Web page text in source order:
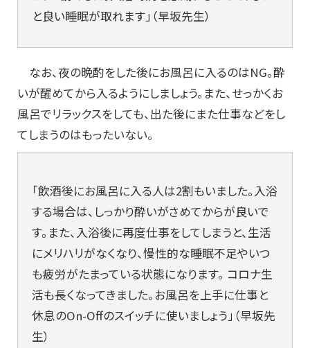
と良い睡眠が取れます」（早坂先生）
なお、夜の晩酌をした後にお風呂に入るのはNG。酔
いが醒めてから入るようにしましょう。また、せっかくお
風呂でリラックスをしても、出た後にまた仕事などをし
てしまうのはもったいない。
「飲酒後にお風呂に入る人は2割もいました。入浴
する場合は、しっかり酔いがさめてからが良いで
す。また、入浴後に再度仕事をしてしまうと、生活
にメリハリがなくなり、慢性的な睡眠不足やいつ
も疲労がたまっている状態になります。 コロナ生
活も長くなってきました。お風呂を上手に仕事と
休息のOn-Offのスイッチに使いましょう」（早坂先
生）